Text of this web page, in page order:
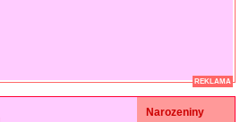
REKLAMA
Narozeniny